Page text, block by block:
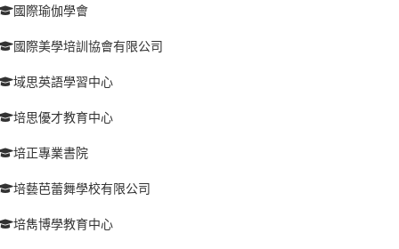
國際瑜伽學會
國際美學培訓協會有限公司
域思英語學習中心
培思優才教育中心
培正專業書院
培藝芭蕾舞學校有限公司
培雋博學教育中心